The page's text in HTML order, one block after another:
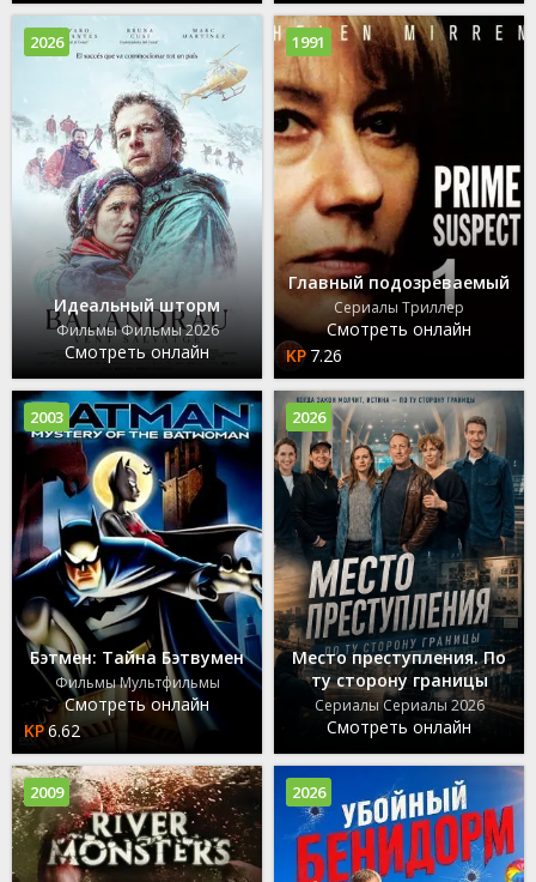
Идеальный шторм
Фильмы Фильмы 2026
Смотреть онлайн
2026
Главный подозреваемый
Сериалы Триллер
Смотреть онлайн
7.26
1991
Бэтмен: Тайна Бэтвумен
Фильмы Мультфильмы
Смотреть онлайн
6.62
2003
Место преступления. По
ту сторону границы
Сериалы Сериалы 2026
Смотреть онлайн
2026
2009 2026